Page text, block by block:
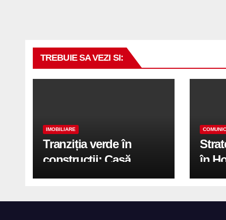
TREBUIE SA VEZI SI:
IMOBILIARE
Tranziția verde în
construcții: Casă
modernă cu structură
în